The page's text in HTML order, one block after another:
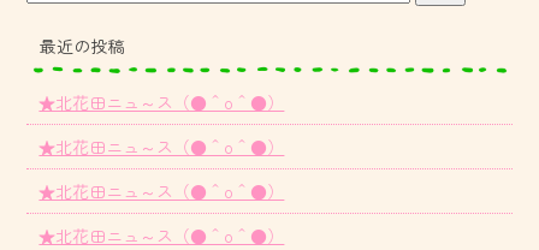
最近の投稿
★北花田ニュ～ス（●＾o＾●）
★北花田ニュ～ス（●＾o＾●）
★北花田ニュ～ス（●＾o＾●）
★北花田ニュ～ス（●＾o＾●）